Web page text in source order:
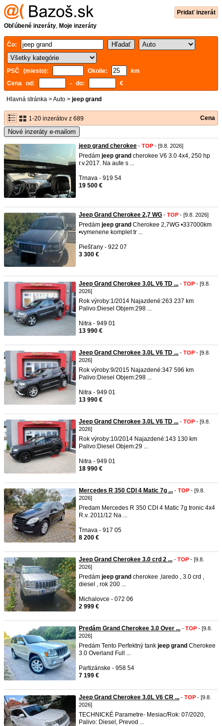
Pridať inzerát
Obľúbené inzeráty, Moje inzeráty
Čo:
PSČ (miesto): Okolie:
km
Cena od:
- do: €
Hlavná stránka >Auto > jeep grand
1-20 inzerátov z 689 Cena
Nové inzeráty e-mailom
jeep grand cherokee - TOP - [9.8. 2026]
Predám jeep grand cherokee V6 3.0 4x4, 250 hp
r.v.2017. Na aute s ...
Trnava - 919 54
19 500 €
Jeep Grand Cherokee 2,7 WG - TOP - [9.8. 2026]
Predám jeep grand Cherokee 2,7WG •337000km
•vymenene komplet tr ...
Piešťany - 922 07
3 300 €
Jeep Grand Cherokee 3.0L V6 TD ... - TOP - [9.8.
2026]
Rok výroby:1/2014 Najazdené:263 237 km
Palivo:Diesel Objem:298 ...
Nitra - 949 01
13 990 €
Jeep Grand Cherokee 3.0L V6 TD ... - TOP - [9.8.
2026]
Rok výroby:9/2015 Najazdené:347 596 km
Palivo:Diesel Objem:298 ...
Nitra - 949 01
13 990 €
Jeep Grand Cherokee 3.0L V6 TD ... - TOP - [9.8.
2026]
Rok výroby:10/2014 Najazdené:143 130 km
Palivo:Diesel Objem:29 ...
Nitra - 949 01
18 990 €
Mercedes R 350 CDI 4 Matic 7g ... - TOP - [9.8.
2026]
Predam Mercedes R 350 CDI 4 Matic 7g tronic 4x4
R.v. 2011/12 Na ...
Trnava - 917 05
8 200 €
Jeep Grand Cherokee 3.0 crd 2 ... - TOP - [9.8.
2026]
Predám jeep grand cherokee ,laredo , 3.0 crd ,
diesel , rok 200 ...
Michalovce - 072 06
2 999 €
Predám Grand Cherokee 3.0 Over ... - TOP - [9.8.
2026]
Predám Tento Perfektný tank jeep grand Cherokee
3.0 Overland Full ...
Partizánske - 958 54
7 199 €
Jeep Grand Cherokee 3.0L V6 CR ... - TOP - [9.8.
2026]
TECHNICKÉ Parametre- Mesiac/Rok: 07/2020,
Palivo: Diesel, Prevod ...